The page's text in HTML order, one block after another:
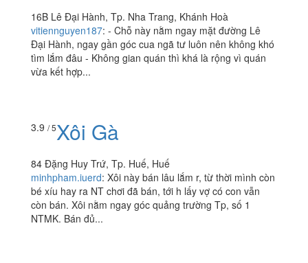
16B Lê Đại Hành, Tp. Nha Trang, Khánh Hoà
vitiennguyen187: - Chỗ này nằm ngay mặt đường Lê
Đại Hành, ngay gần góc cua ngã tư luôn nên không khó
tìm lắm đâu - Không gian quán thì khá là rộng vì quán
vừa kết hợp...
3.9 / 5Xôi Gà
84 Đặng Huy Trứ, Tp. Huế, Huế
minhpham.iuerd: Xôi này bán lâu lắm r, từ thời mình còn
bé xíu hay ra NT chơi đã bán, tới h lấy vợ có con vẫn
còn bán. Xôi nằm ngay góc quảng trường Tp, số 1
NTMK. Bán đủ...